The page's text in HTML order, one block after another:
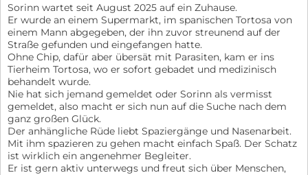
Sorinn wartet seit August 2025 auf ein Zuhause.
Er wurde an einem Supermarkt, im spanischen Tortosa von
einem Mann abgegeben, der ihn zuvor streunend auf der
Straße gefunden und eingefangen hatte.
Ohne Chip, dafür aber übersät mit Parasiten, kam er ins
Tierheim Tortosa, wo er sofort gebadet und medizinisch
behandelt wurde.
Nie hat sich jemand gemeldet oder Sorinn als vermisst
gemeldet, also macht er sich nun auf die Suche nach dem
ganz großen Glück.
Der anhängliche Rüde liebt Spaziergänge und Nasenarbeit.
Mit ihm spazieren zu gehen macht einfach Spaß. Der Schatz
ist wirklich ein angenehmer Begleiter.
Er ist gern aktiv unterwegs und freut sich über Menschen,